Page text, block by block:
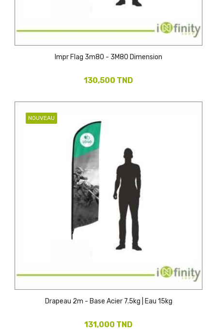
Impr Flag 3m80 - 3M80 Dimension
130,500 TND
NOUVEAU
Drapeau 2m - Base Acier 7.5kg | Eau 15kg
131,000 TND